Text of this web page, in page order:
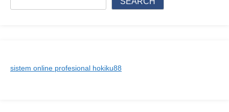
Alami
Stamina
sistem online profesional hokiku88